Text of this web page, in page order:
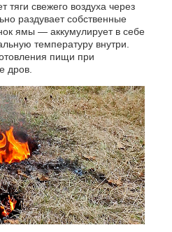
тяги свежего воздуха через
раздувает собственные
ямы — аккумулирует в себе
температуру внутри.
пищи при
дров.